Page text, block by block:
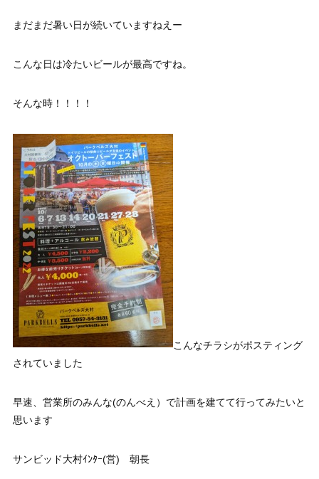
まだまだ暑い日が続いていますねえー
こんな日は冷たいビールが最高ですね。
そんな時！！！！
こんなチラシがポスティング
されていました
早速、営業所のみんな(のんべえ）で計画を建てて行ってみたいと
思います
サンビッド大村ｲﾝﾀｰ(営) 朝長